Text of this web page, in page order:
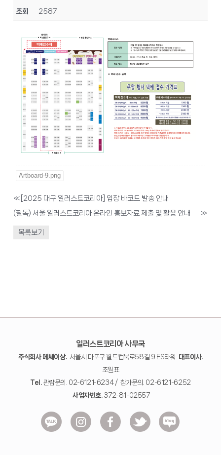
조회 2587
Artboard-9.png
« [2025 대구 일러스트코리아] 입장 바코드 발송 안내
(필독) 서울 일러스트코리아 온라인 홍보자료 제출 및 활용 안내
»
목록보기
일러스트코리아 사무국
주식회사 메쎄이상.서울시 마포구 월드컵북로58길 9 ES타워
대표이사.
조원표
Tel.관람문의. 02-6121-6234 / 참가문의. 02-6121-6252
사업자번호.372-81-02557